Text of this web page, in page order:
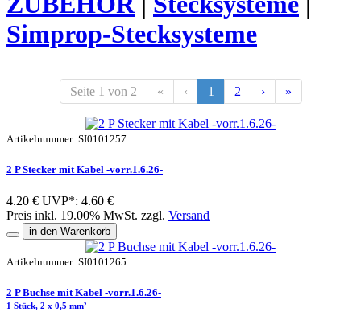
Simprop-Stecksysteme
Seite 1 von 2 « ‹ 1 2 › »
Artikelnummer: SI0101257
2 P Stecker mit Kabel -vorr.1.6.26-
4.20 € UVP*: 4.60 €
Preis inkl. 19.00% MwSt. zzgl. Versand
in den Warenkorb
Artikelnummer: SI0101265
2 P Buchse mit Kabel -vorr.1.6.26-
1 Stück, 2 x 0,5 mm²